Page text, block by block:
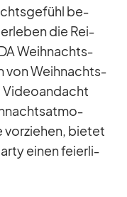
be­
die Rei­
Weih­nachts­
von Weih­nachts­
Vi­deo­an­dacht
vor­zie­hen, bie­tet
ei­nen fei­er­li­